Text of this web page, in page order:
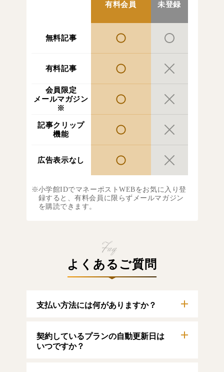
有料会員 未登録
無料記事
有料記事
会員限定
メールマガジン
※
記事クリップ
機能
広告表示なし
小学館IDでマネーポストWEBをお気に入り登
録すると、有料会員に限らずメールマガジン
を購読できます。
よくあるご質問
支払い方法には何がありますか？
す。
【クレジットカード】
契約しているプランの自動更新日は
いつですか？